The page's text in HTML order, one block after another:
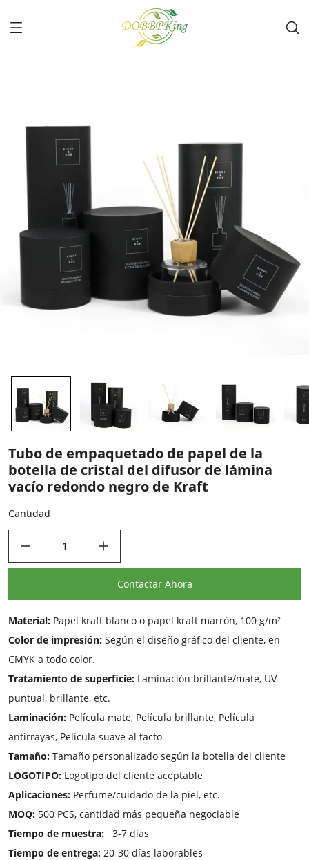
Tubo de empaquetado de papel de la
botella de cristal del difusor de lámina
vacío redondo negro de Kraft
Cantidad
Contactar Ahora
Material: Papel kraft blanco o papel kraft marrón, 100 g/m²
Color de impresión: Según el diseño gráfico del cliente, en
CMYK a todo color.
Tratamiento de superficie: Laminación brillante/mate, UV
puntual, brillante, etc.
Laminación: Película mate, Película brillante, Película
antirrayas, Película suave al tacto
Tamaño: Tamaño personalizado según la botella del cliente
LOGOTIPO: Logotipo del cliente aceptable
Aplicaciones: Perfume/cuidado de la piel, etc.
MOQ: 500 PCS, cantidad más pequeña negociable
Tiempo de muestra:
3-7 días
Tiempo de entrega: 20-30 días laborables